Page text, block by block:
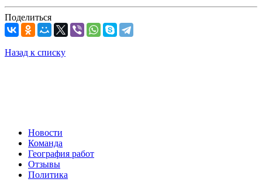
Поделиться
Назад к списку
Новости
Команда
География работ
Отзывы
Политика